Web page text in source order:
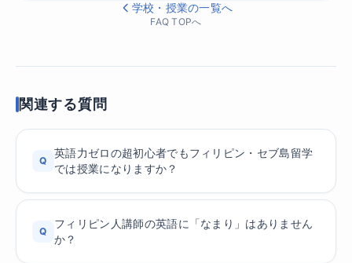
学校・授業の一覧へ
FAQ TOPへ
関連する質問
Q
英語力ゼロの超初心者でもフィリピン・セブ島留学
では授業になりますか？
Q
フィリピン人講師の英語に「なまり」はありません
か？